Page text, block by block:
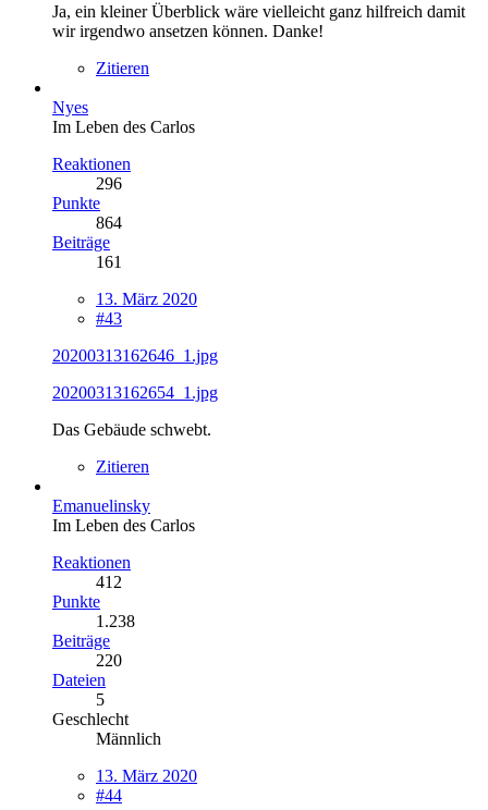
Ja, ein kleiner Überblick wäre vielleicht ganz hilfreich damit
wir irgendwo ansetzen können. Danke!
Zitieren
Nyes
Im Leben des Carlos
Reaktionen
296
Punkte
864
Beiträge
161
13. März 2020
#43
20200313162646_1.jpg
20200313162654_1.jpg
Das Gebäude schwebt.
Zitieren
Emanuelinsky
Im Leben des Carlos
Reaktionen
412
Punkte
1.238
Beiträge
220
Dateien
5
Geschlecht
Männlich
13. März 2020
#44